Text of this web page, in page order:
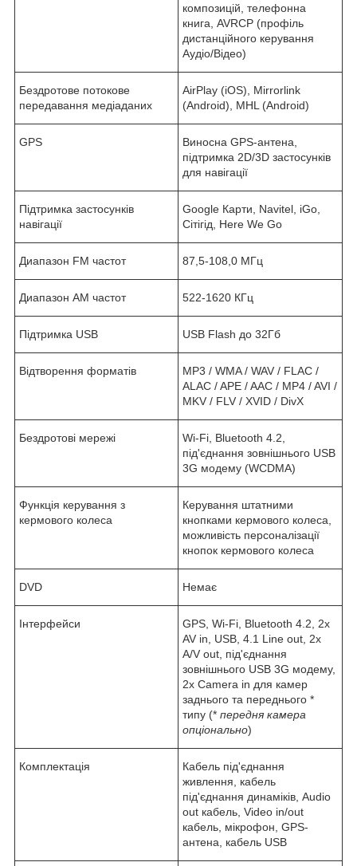
композицій, телефонна
книга, AVRCP (профіль
дистанційного керування
Аудіо/Відео)
Бездротове потокове
передавання медіаданих
AirPlay (iOS), Mirrorlink
(Android), MHL (Android)
GPS
Виносна GPS-антена,
підтримка 2D/3D застосунків
для навігації
Підтримка застосунків
навігації
Google Карти, Navitel, iGo,
Сітігід, Here We Go
Диапазон FM частот 87,5-108,0 МГц
Диапазон АМ частот 522-1620 КГц
Підтримка USB USB Flash до 32Гб
Відтворення форматів
MP3 / WMA / WAV / FLAC /
ALAC / APE / AAC / MP4 / AVI /
MKV / FLV / XVID / DivX
Бездротові мережі
Wi-Fi, Bluetooth 4.2,
під'єднання зовнішнього USB
3G модему (WCDMA)
Функція керування з
кермового колеса
Керування штатними
кнопками кермового колеса,
можливість персоналізації
кнопок кермового колеса
DVD Немає
Інтерфейси
GPS, Wi-Fi, Bluetooth 4.2, 2x
AV in, USB, 4.1 Line out, 2x
A/V out, під'єднання
зовнішнього USB 3G модему,
2x Camera in для камер
заднього та переднього *
типу (* передня камера
опціонально)
Комплектація
Кабель під'єднання
живлення, кабель
під'єднання динаміків, Audio
out кабель, Video in/out
кабель, мікрофон, GPS-
антена, кабель USB